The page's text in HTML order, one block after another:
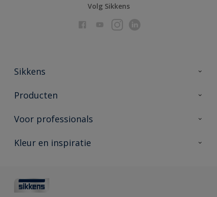
Volg Sikkens
Sikkens
Over Sikkens
Duurzaamheid
Producten
Producten voor binnen
Vind je verkooppunt
Voor professionals
Advies & service
Polyfilla Pro
Kleur en inspiratie
Kleurcollecties